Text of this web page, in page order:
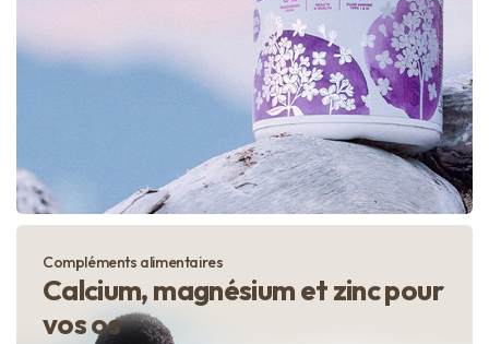
Compléments alimentaires
Calcium, magnésium et zinc pour
vos os